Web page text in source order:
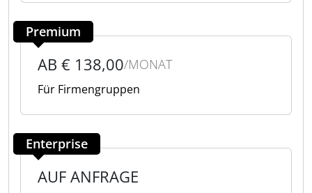
Premium
AB € 138,00/MONAT
Für Firmengruppen
Enterprise
AUF ANFRAGE